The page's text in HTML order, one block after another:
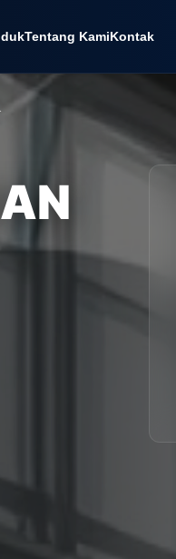
Tentang KamiKontak